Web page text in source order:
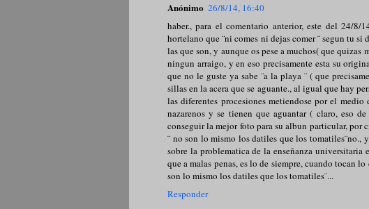
Anónimo 26/8/14, 16:40
haber., para el comentario anterior, este del 24/
hortelano que ¨ni comes ni dejas comer ¨ segun tu si
las que son, y aunque os pese a muchos( que
ningun arraigo, y en eso precisamente esta su
que no le guste ya sabe ¨a la playa ¨ ( que
sillas en la acera que se aguante., al igual que hay
las diferentes procesiones metiendose por el
nazarenos y se tienen que aguantar ( claro, eso
conseguir la mejor foto para su albun particular, por
¨ no son lo mismo los datiles que los tomatiles¨no.,
sobre la problematica de la enseñanza universitaria
que a malas penas, es lo de siempre, cuando tocan
son lo mismo los datiles que los tomatiles¨...
Responder